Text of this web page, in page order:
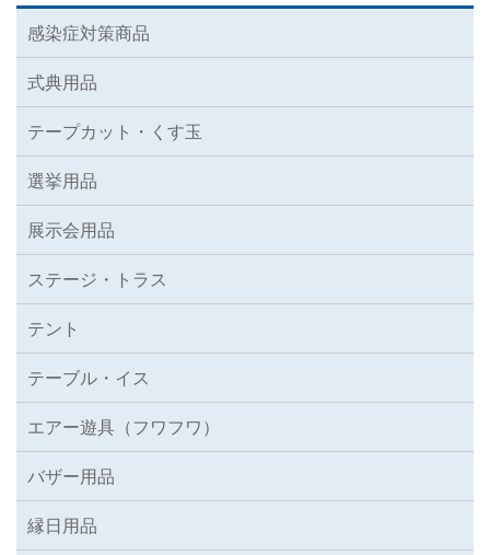
感染症対策商品
式典用品
テープカット・くす玉
選挙用品
展示会用品
ステージ・トラス
テント
テーブル・イス
エアー遊具（フワフワ）
バザー用品
縁日用品